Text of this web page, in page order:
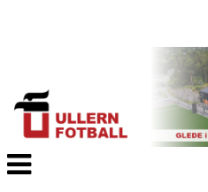
Veksle
navigasjon